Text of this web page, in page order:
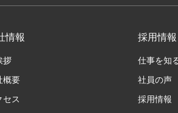
情報
拶
概要
セス
採用情報
仕事を知
社員の声
採用情報